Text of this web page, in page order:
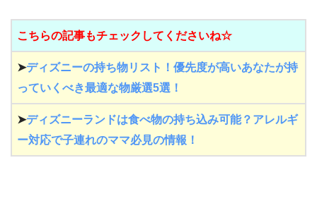
こちらの記事もチェックしてくださいね☆
➤ディズニーの持ち物リスト！優先度が高いあなたが持
っていくべき最適な物厳選5選！
➤ディズニーランドは食べ物の持ち込み可能？アレルギ
ー対応で子連れのママ必見の情報！